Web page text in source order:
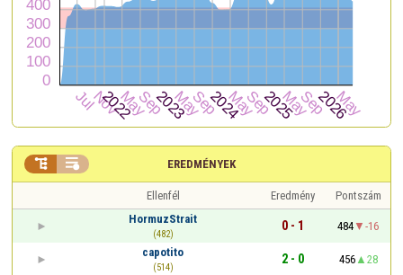
EREDMÉNYEK
 
Ellenfél Eredmény
Pontszám
HormuzStrait
(482)
0 - 1 484
-16
capotito
(514)
2 - 0 456
28